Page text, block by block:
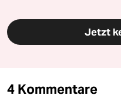
Jetzt
4 Kommentare